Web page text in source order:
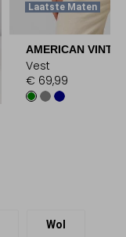
Laatste Maten
AMERICAN
Vest
€ 69,99
Wol